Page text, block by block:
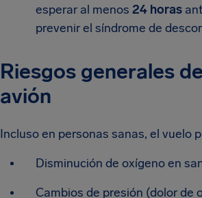
esperar al menos 24 horas
prevenir el síndrome de
Riesgos generales
avión
Incluso en personas sanas, el vuelo
Disminución de oxígeno en
Cambios de presión (dolor de